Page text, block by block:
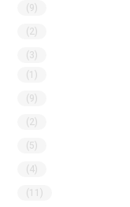
(9)
(2)
(3)
(1)
(9)
(2)
(5)
(4)
(11)